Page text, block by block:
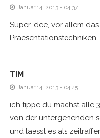
Januar 14, 2013 - 04:37
Super Idee, vor allem
TIM
Januar 14, 2013 - 04:45
ich tippe du machst alle
von der untergehenden
und laesst es als